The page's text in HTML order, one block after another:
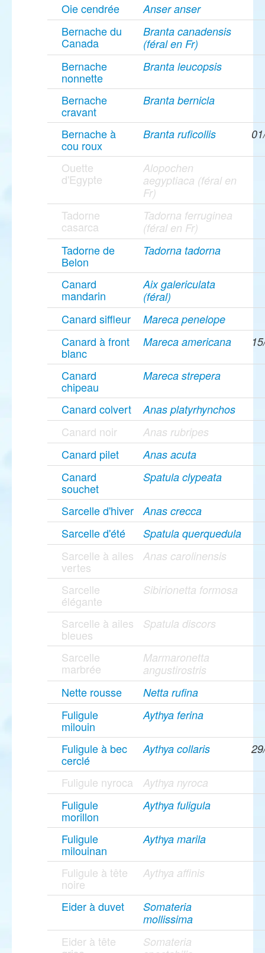
Oie cendrée Anser anser
Bernache du
Canada
Branta canadensis
(féral en Fr)
Bernache
nonnette
Branta leucopsis
Bernache
cravant
Branta bernicla
Bernache à
cou roux
Branta ruficollis
Ouette
d'Egypte
Alopochen
aegyptiaca (féral en
Fr)
Tadorne
casarca
Tadorna ferruginea
(féral en Fr)
Tadorne de
Belon
Tadorna tadorna
Canard
mandarin
Aix galericulata
(féral)
Canard siffleur Mareca penelope
Canard à front
blanc
Mareca americana
Canard
chipeau
Mareca strepera
Canard colvert Anas platyrhynchos
Canard noir Anas rubripes
Canard pilet Anas acuta
Canard
souchet
Spatula clypeata
Sarcelle d'hiver Anas crecca
Sarcelle d'été Spatula querquedula
Sarcelle à ailes
vertes
Anas carolinensis
Sarcelle
élégante
Sibirionetta formosa
Sarcelle à ailes
bleues
Spatula discors
Sarcelle
marbrée
Marmaronetta
angustirostris
Nette rousse Netta rufina
Fuligule
milouin
Aythya ferina
Fuligule à bec
cerclé
Aythya collaris
Fuligule nyroca Aythya nyroca
Fuligule
morillon
Aythya fuligula
Fuligule
milouinan
Aythya marila
Fuligule à tête
noire
Aythya affinis
Eider à duvet
Somateria
mollissima
Eider à tête
Somateria